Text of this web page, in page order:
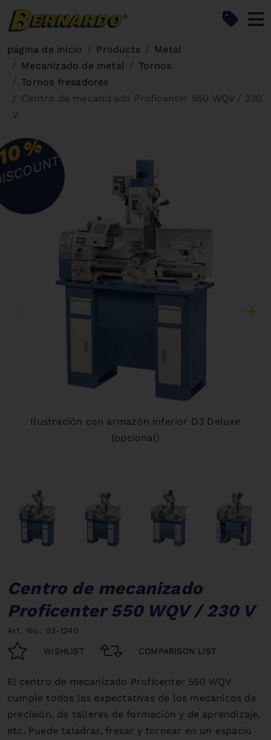
página de inicio Products
Metal
Mecanizado de metal
Tornos
Tornos fresadores
Centro de mecanizado Proficenter 550 WQV / 230
V
%
Ilustración con armazón inferior D3 Deluxe
(opcional)
Centro de mecanizado
Proficenter 550 WQV / 230 V
Art. No.: 03-1240
WISHLIST COMPARISON LIST
El centro de mecanizado Proficenter 550 WQV
cumple todos las expectativas de los mecánicos de
precisión, de talleres de formación y de aprendizaje,
etc. Puede taladrar, fresar y tornear en un espacio